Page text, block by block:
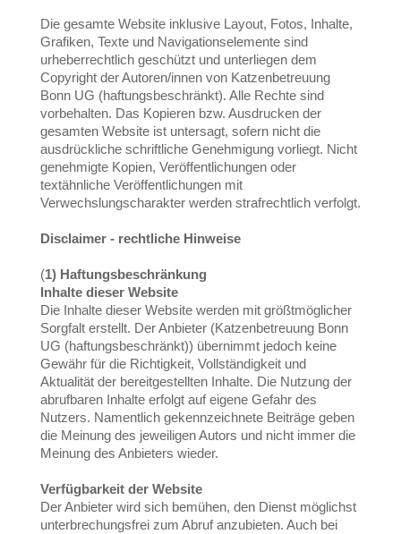
Die gesamte Website inklusive Layout, Fotos, Inhalte,
Grafiken, Texte und Navigationselemente sind
urheberrechtlich geschützt und unterliegen dem
Copyright der Autoren/innen von Katzenbetreuung
Bonn UG (haftungsbeschränkt). Alle Rechte sind
vorbehalten. Das Kopieren bzw. Ausdrucken der
gesamten Website ist untersagt, sofern nicht die
ausdrückliche schriftliche Genehmigung vorliegt. Nicht
genehmigte Kopien, Veröffentlichungen oder
textähnliche Veröffentlichungen mit
Verwechslungscharakter werden strafrechtlich verfolgt.
Disclaimer - rechtliche Hinweise
(1) Haftungsbeschränkung
Inhalte dieser Website
Die Inhalte dieser Website werden mit größtmöglicher
Sorgfalt erstellt. Der Anbieter (Katzenbetreuung Bonn
UG (haftungsbeschränkt)) übernimmt jedoch keine
Gewähr für die Richtigkeit, Vollständigkeit und
Aktualität der bereitgestellten Inhalte. Die Nutzung der
abrufbaren Inhalte erfolgt auf eigene Gefahr des
Nutzers. Namentlich gekennzeichnete Beiträge geben
die Meinung des jeweiligen Autors und nicht immer die
Meinung des Anbieters wieder.
Verfügbarkeit der Website
Der Anbieter wird sich bemühen, den Dienst möglichst
unterbrechungsfrei zum Abruf anzubieten. Auch bei